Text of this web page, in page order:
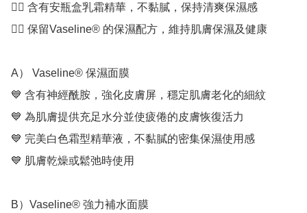
👍🏻 含有安瓶盒乳霜精華，不黏膩，保持清爽保濕感
👍🏻 保留Vaseline® 的保濕配方，維持肌膚保濕及健康
A） Vaseline® 保濕面膜
💙 含有神經酰胺，強化皮膚屏，穩定肌膚老化的細紋
💙 為肌膚提供充足水分並使疲倦的皮膚恢復活力
💙 完美白色霜型精華液，不黏膩的密集保濕使用感
💙 肌膚乾燥或鬆弛時使用
B）Vaseline® 強力補水面膜